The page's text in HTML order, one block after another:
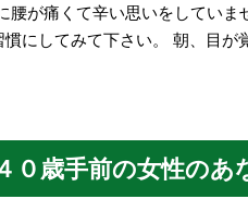
腰が痛くて辛い思いをしていま
にしてみて下さい。 朝、目が
０歳手前の女性のあ